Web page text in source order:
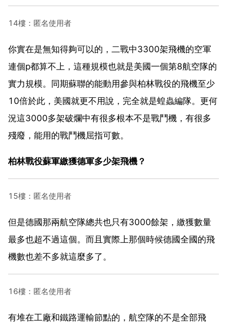
14樓：匿名使用者
你實在是無知得夠可以的，二戰中3300架飛機的空軍
連個p都算不上，這種規模也就是美國一個第8航空隊的
實力規模。同期蘇聯的能動用參與柏林戰役的飛機至少
10倍於此，美國就更不用說，完全就是蝗蟲編隊。更何
況這3000多架破爛中有很多根本不是戰鬥機，有很多
殘廢，能用的戰鬥機屈指可數。
柏林戰役蘇軍繳獲德軍多少架飛機？
15樓：匿名使用者
但是德國那兩航空隊總共也只有3000餘架，繳獲數量
最多也超不過這個。而且實際上那個時候德國全國的飛
機數也差不多就這麼多了。
16樓：匿名使用者
有堆在工廠和鐵路運輸節點的，航空隊的不是全部飛